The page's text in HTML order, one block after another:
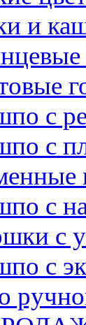
и
с
с
с
с
с